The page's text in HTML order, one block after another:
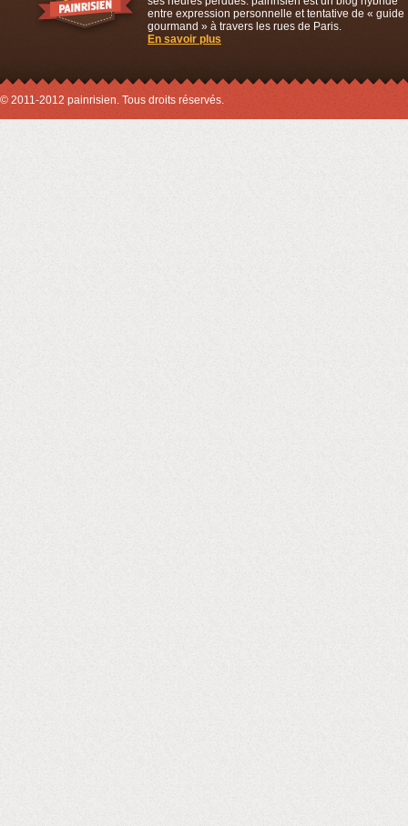
entre expression personnelle et tentative de « guide
gourmand » à travers les rues de Paris.
En savoir plus
© 2011-2012 painrisien. Tous droits réservés.